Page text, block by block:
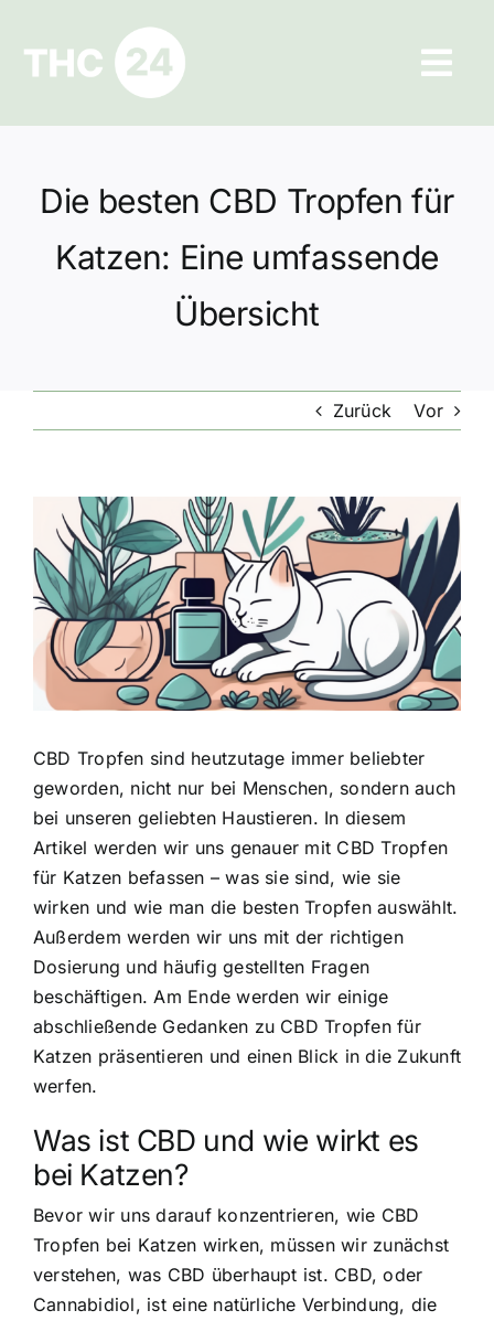
springen
Ratgeber
Hilfe und Kontakt
Datenschutz
Die besten CBD Tropfen für
Katzen: Eine umfassende
Übersicht
Zurück Vor
Zeige
grösseres
Bild
CBD Tropfen sind heutzutage immer beliebter
geworden, nicht nur bei Menschen, sondern auch
bei unseren geliebten Haustieren. In diesem
Artikel werden wir uns genauer mit CBD Tropfen
für Katzen befassen – was sie sind, wie sie
wirken und wie man die besten Tropfen auswählt.
Außerdem werden wir uns mit der richtigen
Dosierung und häufig gestellten Fragen
beschäftigen. Am Ende werden wir einige
abschließende Gedanken zu CBD Tropfen für
Katzen präsentieren und einen Blick in die Zukunft
werfen.
Was ist CBD und wie wirkt es
bei Katzen?
Bevor wir uns darauf konzentrieren, wie CBD
Tropfen bei Katzen wirken, müssen wir zunächst
verstehen, was CBD überhaupt ist. CBD, oder
Cannabidiol, ist eine natürliche Verbindung, die